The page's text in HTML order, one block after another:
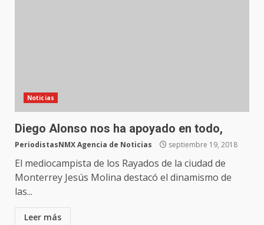
Noticias
Diego Alonso nos ha apoyado en todo,
PeriodistasNMX Agencia de Noticias septiembre 19, 2018
El mediocampista de los Rayados de la ciudad de
Monterrey Jesús Molina destacó el dinamismo de
las...
Leer más